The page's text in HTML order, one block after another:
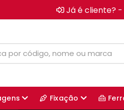
Já é cliente?
Fixação